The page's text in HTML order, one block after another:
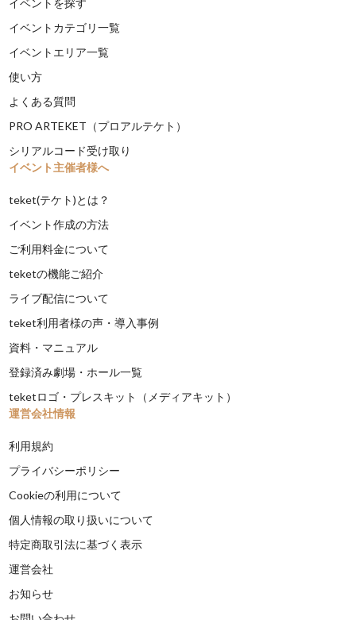
イベントを探す
イベントカテゴリ一覧
イベントエリア一覧
使い方
よくある質問
PRO ARTEKET（プロアルテケト）
シリアルコード受け取り
イベント主催者様へ
teket(テケト)とは？
イベント作成の方法
ご利用料金について
teketの機能ご紹介
ライブ配信について
teket利用者様の声・導入事例
資料・マニュアル
登録済み劇場・ホール一覧
teketロゴ・プレスキット（メディアキット）
運営会社情報
利用規約
プライバシーポリシー
Cookieの利用について
個人情報の取り扱いについて
特定商取引法に基づく表示
運営会社
お知らせ